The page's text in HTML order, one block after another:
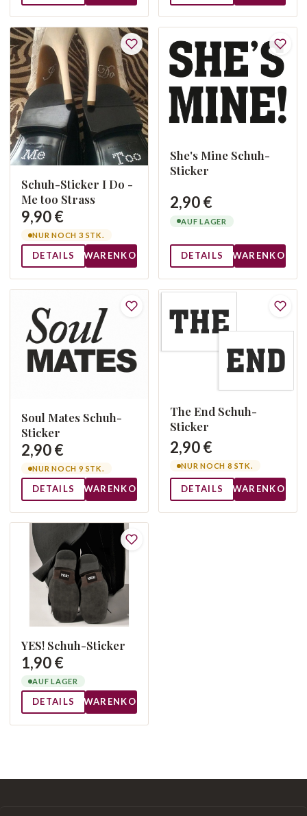
Schuh-Sticker I Do -
Me too Strass
9,90 €
NUR NOCH 3 STK.
DETAILS WARENKORB
She's Mine Schuh-
Sticker
2,90 €
AUF LAGER
DETAILS WARENKORB
Soul Mates Schuh-
Sticker
2,90 €
NUR NOCH 9 STK.
DETAILS WARENKORB
The End Schuh-
Sticker
2,90 €
NUR NOCH 8 STK.
DETAILS WARENKORB
YES! Schuh-Sticker
1,90 €
AUF LAGER
DETAILS WARENKORB